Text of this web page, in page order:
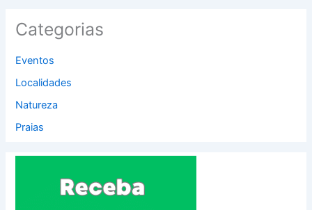
Categorias
Eventos
Localidades
Natureza
Praias